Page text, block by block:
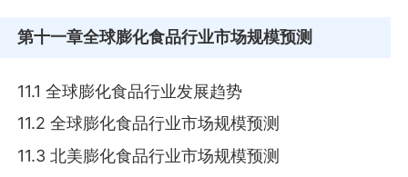
第十一章全球膨化食品行业市场规模预测
11.1 全球膨化食品行业发展趋势
11.2 全球膨化食品行业市场规模预测
11.3 北美膨化食品行业市场规模预测